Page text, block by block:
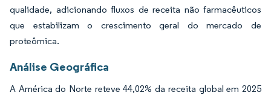
qualidade, adicionando fluxos de receita não farmacêuticos
que estabilizam o crescimento geral do mercado de
proteômica.
Análise Geográfica
A América do Norte reteve 44,02% da receita global em 2025